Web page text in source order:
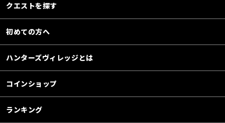
クエストを探す
初めての方へ
ハンターズヴィレッジとは
コインショップ
ランキング